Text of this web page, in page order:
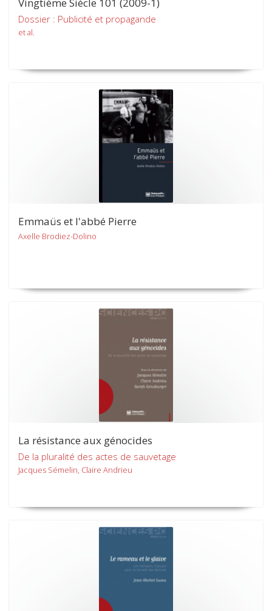
Dossier : Publicité et propagande
et al.
Emmaüs et l'abbé Pierre
Axelle Brodiez-Dolino
La résistance aux génocides
De la pluralité des actes de sauvetage
Jacques Sémelin, Claire Andrieu